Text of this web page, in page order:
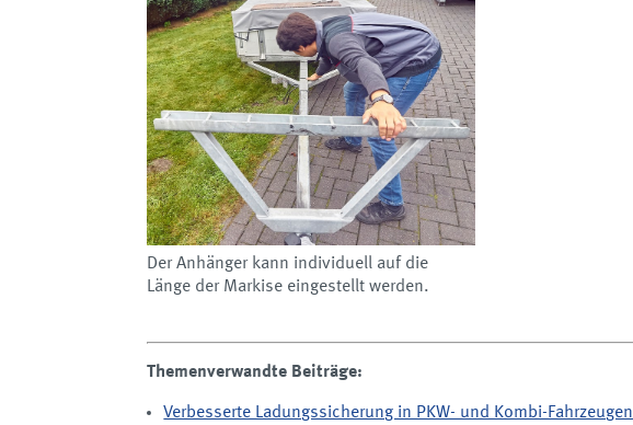
Der Anhänger kann individuell auf die
Länge der Markise eingestellt werden.
Themenverwandte Beiträge:
Verbesserte Ladungssicherung in PKW- und Kombi-Fahrzeugen